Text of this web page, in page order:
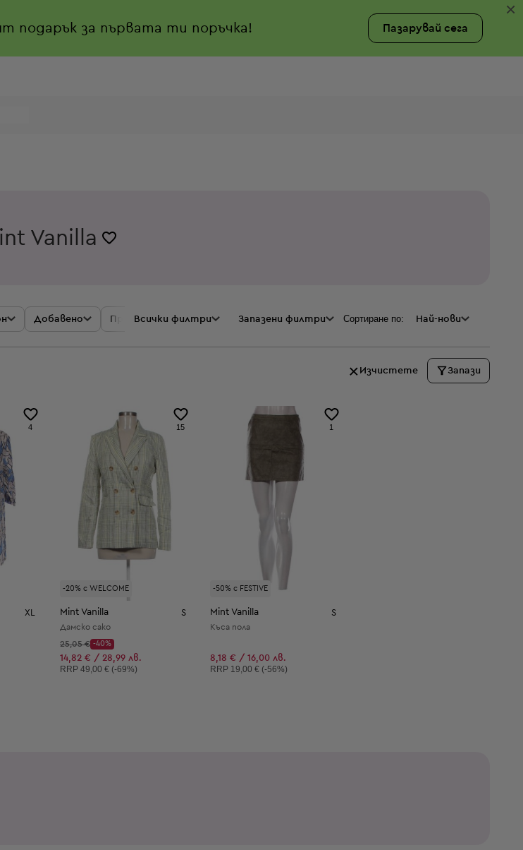
подарък за първата ти поръчка! Пазарувай сега
×
Vanilla
Добавено Промоции Цена
Всички филтри Запазени филтри Сортиране по: Най-нови
Изчистете Запази
4
XL
-20% с WELCOME
15
Mint Vanilla S
Дамско сако
Начална цена:
25,05 €
Discount Price:
-40%
Намалена цена:
14,82 € / 28,99 лв.
Препоръчителна цена:
RRP 49,00 € (-69%)
-50% с FESTIVE
1
Mint Vanilla S
Къса пола
8,18 € / 16,00 лв.
Препоръчителна цена:
RRP 19,00 € (-56%)